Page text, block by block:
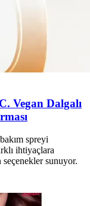
Vegan Dalgalı
spreyi
ihtiyaçlara
seçenekler sunuyor.